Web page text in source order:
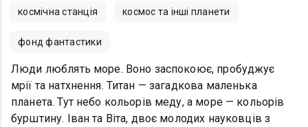
космічна станція космос та інші планети
фонд фантастики
Люди люблять море. Воно заспокоює, пробуджує
мрії та натхнення. Титан — загадкова маленька
планета. Тут небо кольорів меду, а море — кольорів
бурштину. Іван та Віта, двоє молодих науковців з